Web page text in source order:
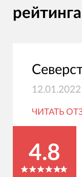
рейтинга
12.01.2022
ЧИТАТЬ
4.8